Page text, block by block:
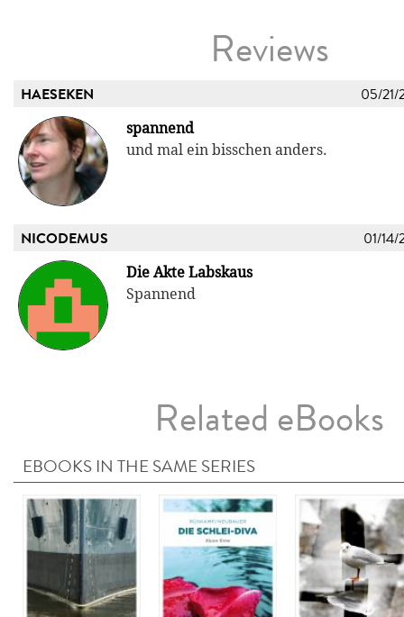
Reviews
HAESEKEN 05/21/
spannend
und mal ein bisschen anders.
NICODEMUS 01/14/
Die Akte Labskaus
Spannend
Related eBooks
EBOOKS IN THE SAME SERIES